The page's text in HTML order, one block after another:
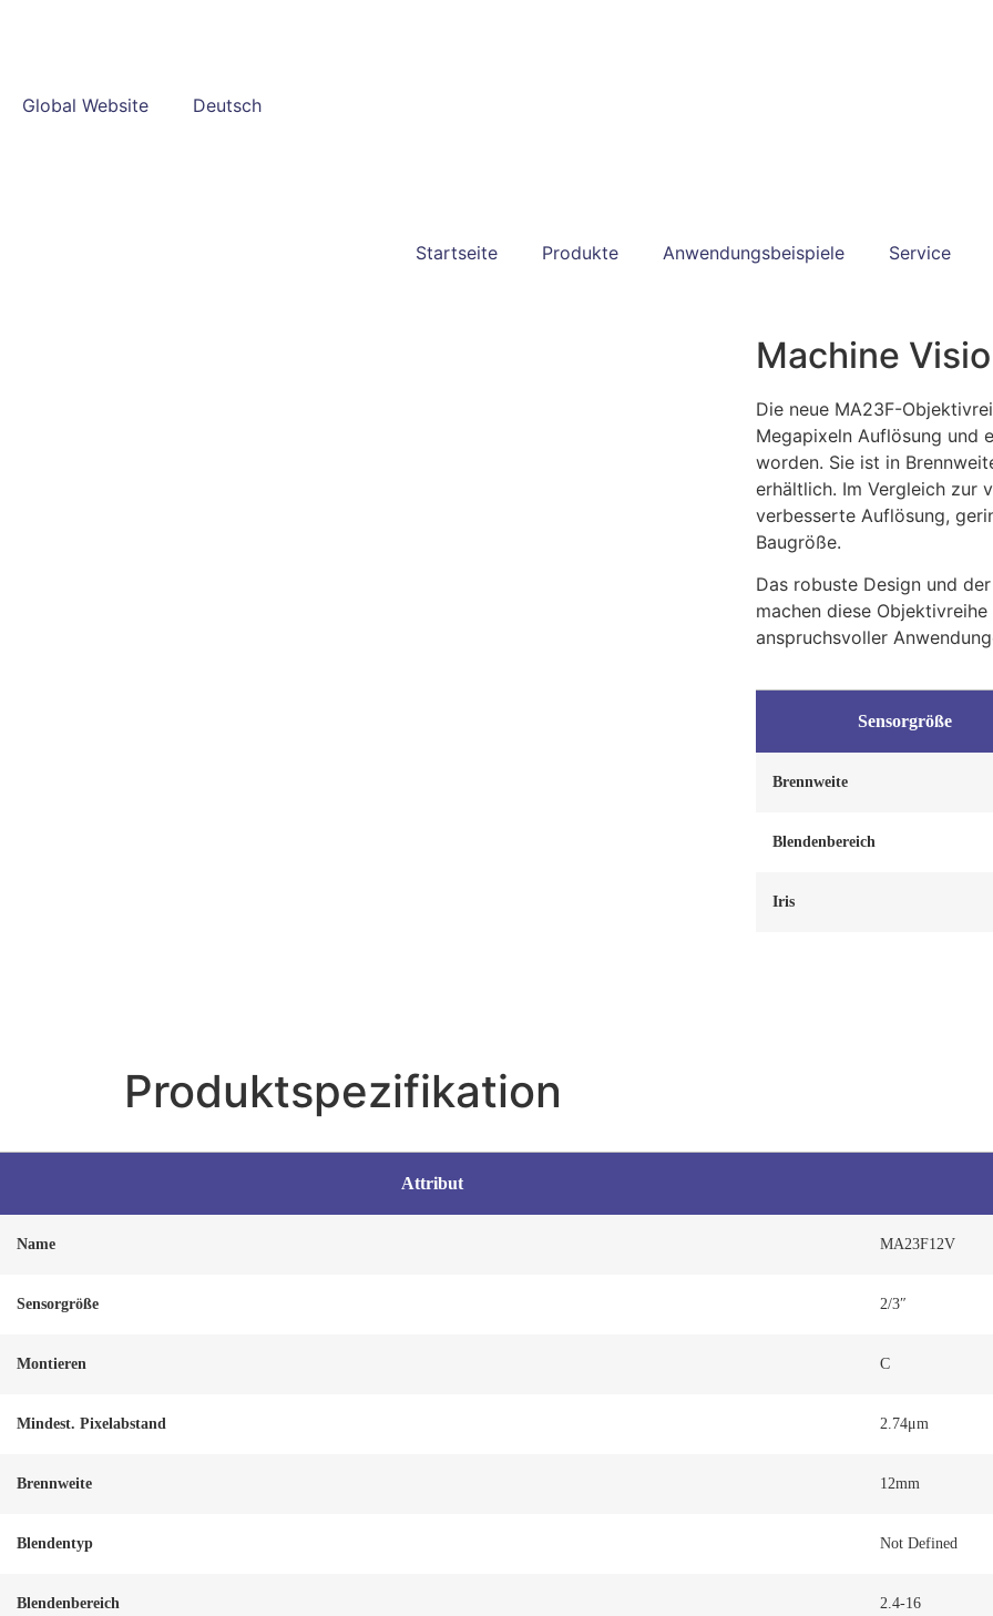
Global Website Deutsch
Startseite Produkte Anwendungsbeispiele Service
Machine
Die neue MA23F-
Megapixeln Auflösung und
worden. Sie ist in
erhältlich. Im Vergleich zur
verbesserte Auflösung,
Baugröße.
Das robuste Design und
machen diese
anspruchsvoller
Sensorgröße
Brennweite
Blendenbereich
Iris
Produktspezifikation
Attribut
Name MA23F12V
Sensorgröße 2/3″
Montieren C
Mindest. Pixelabstand 2.74μm
Brennweite 12mm
Blendentyp Not Defined
Blendenbereich 2.4-16